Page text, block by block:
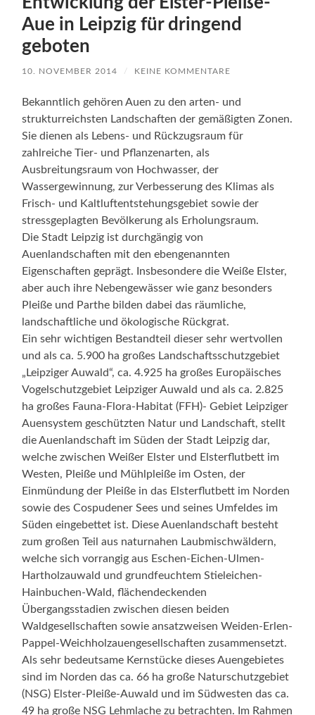
Aue in Leipzig für dringend
geboten
10. NOVEMBER 2014 / KEINE KOMMENTARE
Bekanntlich gehören Auen zu den arten- und
strukturreichsten Landschaften der gemäßigten Zonen.
Sie dienen als Lebens- und Rückzugsraum für
zahlreiche Tier- und Pflanzenarten, als
Ausbreitungsraum von Hochwasser, der
Wassergewinnung, zur Verbesserung des Klimas als
Frisch- und Kaltluftentstehungsgebiet sowie der
stressgeplagten Bevölkerung als Erholungsraum.
Die Stadt Leipzig ist durchgängig von
Auenlandschaften mit den ebengenannten
Eigenschaften geprägt. Insbesondere die Weiße Elster,
aber auch ihre Nebengewässer wie ganz besonders
Pleiße und Parthe bilden dabei das räumliche,
landschaftliche und ökologische Rückgrat.
Ein sehr wichtigen Bestandteil dieser sehr wertvollen
und als ca. 5.900 ha großes Landschaftsschutzgebiet
„Leipziger Auwald“, ca. 4.925 ha großes Europäisches
Vogelschutzgebiet Leipziger Auwald und als ca. 2.825
ha großes Fauna-Flora-Habitat (FFH)- Gebiet Leipziger
Auensystem geschützten Natur und Landschaft, stellt
die Auenlandschaft im Süden der Stadt Leipzig dar,
welche zwischen Weißer Elster und Elsterflutbett im
Westen, Pleiße und Mühlpleiße im Osten, der
Einmündung der Pleiße in das Elsterflutbett im Norden
sowie des Cospudener Sees und seines Umfeldes im
Süden eingebettet ist. Diese Auenlandschaft besteht
zum großen Teil aus naturnahen Laubmischwäldern,
welche sich vorrangig aus Eschen-Eichen-Ulmen-
Hartholzauwald und grundfeuchtem Stieleichen-
Hainbuchen-Wald, flächendeckenden
Übergangsstadien zwischen diesen beiden
Waldgesellschaften sowie ansatzweisen Weiden-Erlen-
Pappel-Weichholzauengesellschaften zusammensetzt.
Als sehr bedeutsame Kernstücke dieses Auengebietes
sind im Norden das ca. 66 ha große Naturschutzgebiet
(NSG) Elster-Pleiße-Auwald und im Südwesten das ca.
49 ha große NSG Lehmlache zu betrachten. Im Rahmen